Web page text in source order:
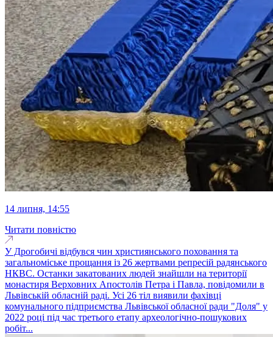
14 липня, 14:55
Читати повністю
У Дрогобичі відбувся чин християнського поховання та
загальноміське прощання із 26 жертвами репресій радянського
НКВС. Останки закатованих людей знайшли на території
монастиря Верховних Апостолів Петра і Павла, повідомили в
Львівській обласній раді. Усі 26 тіл виявили фахівці
комунального підприємства Львівської обласної ради "Доля" у
2022 році під час третього етапу археологічно-пошукових
робіт...